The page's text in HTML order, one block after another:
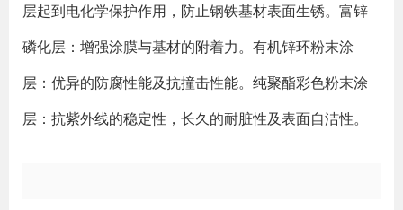
层起到电化学保护作用，防止钢铁基材表面生锈。富锌
磷化层：增强涂膜与基材的附着力。有机锌环粉末涂
层：优异的防腐性能及抗撞击性能。纯聚酯彩色粉末涂
层：抗紫外线的稳定性，长久的耐脏性及表面自洁性。